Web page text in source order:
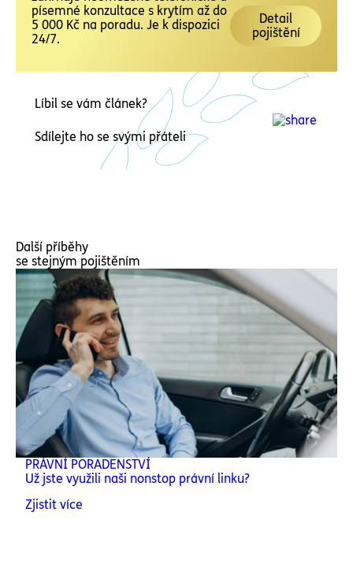
písemné konzultace s krytím až do
5 000 Kč na poradu. Je k dispozici
24/7.
Detail
pojištění
Líbil se vám článek?
Sdílejte ho se svými přáteli
Další příběhy
se stejným pojištěním
PRÁVNÍ PORADENSTVÍ
Už jste využili naši nonstop právní linku?
Zjistit více